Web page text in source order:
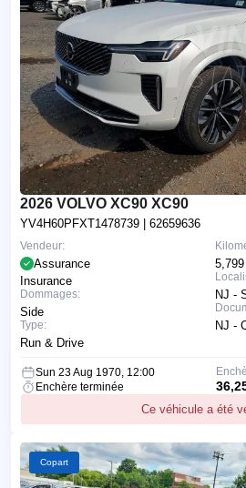
2026 VOLVO XC90 XC90
YV4H60PFXT1478739 | 62659636
NJ -
NJ -
Vendeur:
Assurance
Insurance
Dommages:
Side
Type:
Run & Drive
Sun 23 Aug 1970, 12:00
Enchère terminée
Ce véhicule a été
Copart